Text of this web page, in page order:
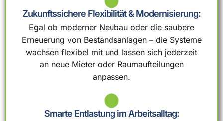
Zukunftssichere Flexibilität & Modernisierung:
Egal ob moderner Neubau oder die saubere
Erneuerung von Bestandsanlagen – die Systeme
wachsen flexibel mit und lassen sich jederzeit
an neue Mieter oder Raumaufteilungen
anpassen.
Smarte Entlastung im Arbeitsalltag: